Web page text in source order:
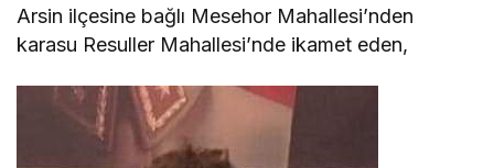
Arsin ilçesine bağlı Mesehor Mahallesi’nden
karasu Resuller Mahallesi’nde ikamet eden,